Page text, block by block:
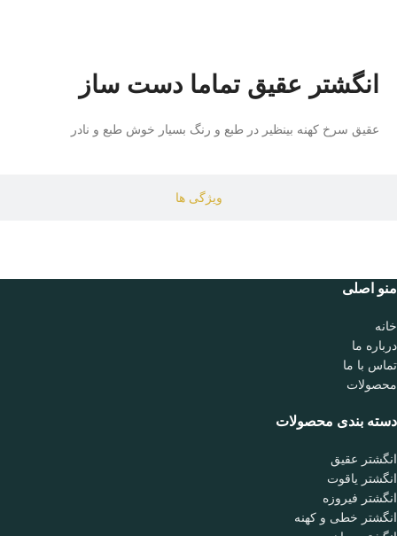
ویژگی ها
انگشتر عقيق تماما دست ساز
عقيق سرخ كهنه بينظير در طبع و رنگ بسيار خوش طبع و نادر
منو اصلی
خانه
درباره ما
تماس با ما
محصولات
دسته بندی محصولات
انگشتر عقیق
انگشتر یاقوت
انگشتر فیروزه
انگشتر خطی و کهنه